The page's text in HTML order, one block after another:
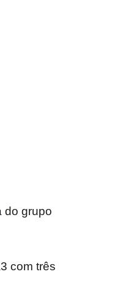
do grupo
com três